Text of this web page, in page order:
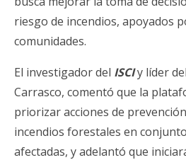
riesgo de incendios, apoyados
comunidades.
El investigador del ISCIy líder
Carrasco, comentó que la
priorizar acciones de
incendios forestales en
afectadas, y adelantó que